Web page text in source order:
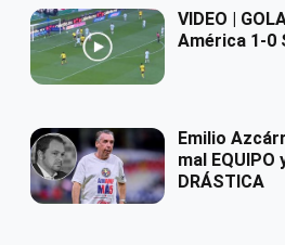
VIDEO |
América 1-0
Emilio
mal EQUIPO
DRÁSTICA